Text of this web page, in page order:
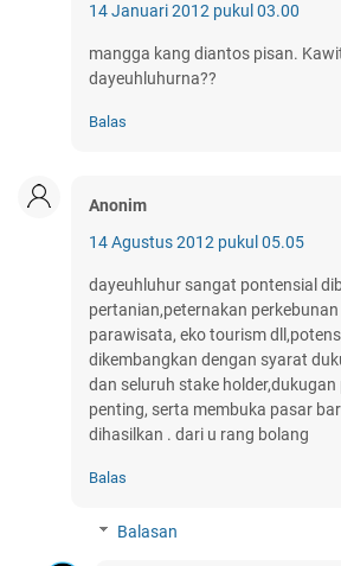
14 Januari 2012 pukul 03.00
mangga kang diantos pisan.
dayeuhluhurna??
Balas
Anonim
14 Agustus 2012 pukul 05.05
dayeuhluhur sangat pontensial
pertanian,peternakan
parawisata, eko tourism
dikembangkan dengan syarat
dan seluruh stake
penting, serta membuka pasar
dihasilkan . dari u rang bolang
Balas
Balasan